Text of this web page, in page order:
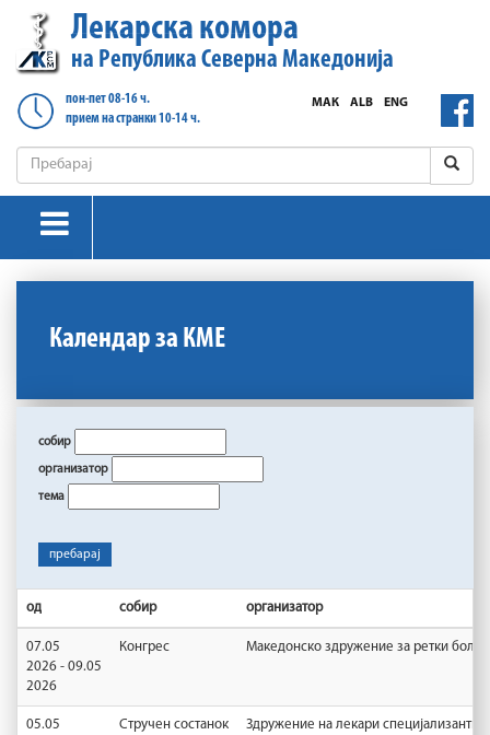
Лекарска комора
на Република Северна Македонија
пон-пет 08-16 ч.
прием на странки 10-14 ч.
ENG
ALB
МАК
Календар за КМЕ
собир
организатор
тема
пребарај
од собир организатор
07.05
2026 - 09.05
2026
Конгрес Македонско здружение за ретки
05.05
Стручен состанок Здружение на лекари специјализанти